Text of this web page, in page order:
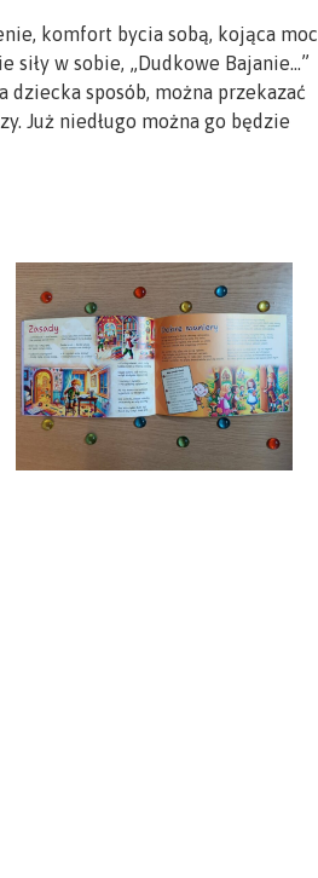
komfort bycia sobą, kojąca moc
siły w sobie, „Dudkowe Bajanie…”
sposób, można przekazać
Już niedługo można go będzie